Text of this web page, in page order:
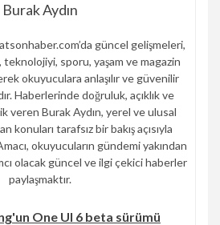
Burak Aydın
güncel gelişmeleri,
teknolojiyi, sporu, yaşam ve magazin
okuyuculara anlaşılır ve güvenilir
Haberlerinde doğruluk, açıklık ve
veren Burak Aydın, yerel ve ulusal
konuları tarafsız bir bakış açısıyla
okuyucuların gündemi yakından
olacak güncel ve ilgi çekici haberler
paylaşmaktır.
One UI 6 beta sürümü